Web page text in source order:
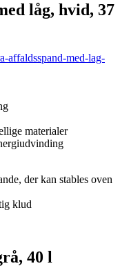
låg, hvid, 37
affaldsspand-med-lag-
materialer
der kan stables oven
klud
40 l